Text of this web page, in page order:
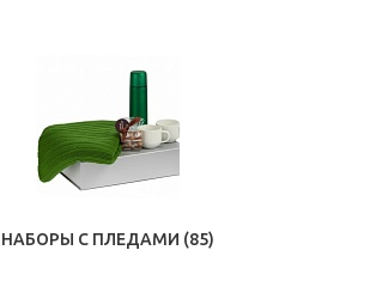
НАБОРЫ С ПЛЕДАМИ (85)